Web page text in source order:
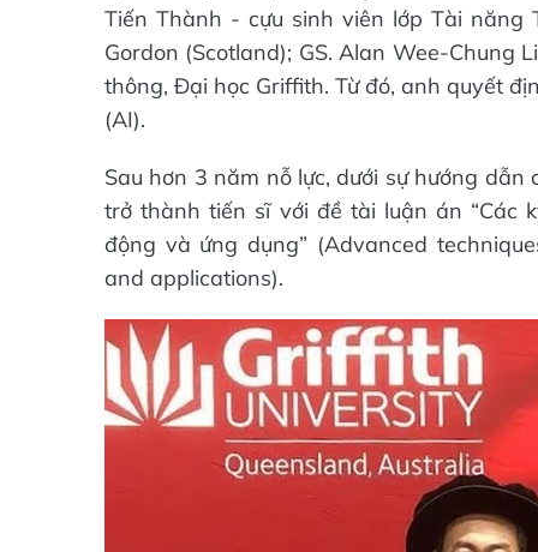
Tiến Thành - cựu sinh viên lớp Tài năng
Gordon (Scotland); GS. Alan Wee-
thông, Đại học Griffith. Từ đó, anh quyết
(AI).
Sau hơn 3 năm nỗ lực, dưới sự hướng
trở thành tiến sĩ với đề tài luận án “Các
động và ứng dụng” (Advanced
and applications).